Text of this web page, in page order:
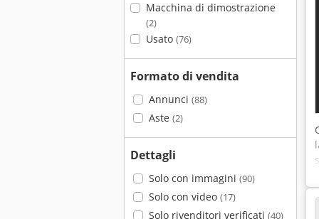
Macchina di dimostrazione
(2)
Usato (76)
Formato di vendita
Annunci (88)
Aste (2)
Dettagli
Solo con immagini (90)
Solo con video (17)
Solo rivenditori verificati (40)